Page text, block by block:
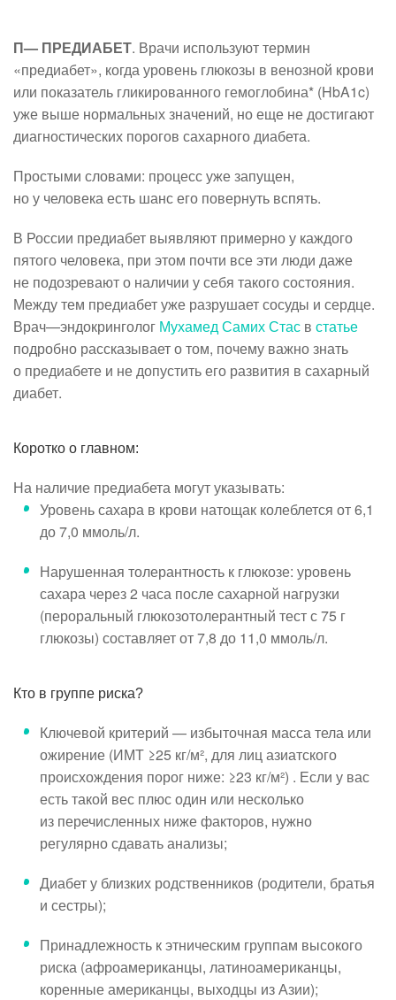
П— ПРЕДИАБЕТ. Врачи используют термин
«предиабет», когда уровень глюкозы в венозной крови
или показатель гликированного гемоглобина* (HbA1c)
уже выше нормальных значений, но еще не достигают
диагностических порогов сахарного диабета.
Простыми словами: процесс уже запущен,
но у человека есть шанс его повернуть вспять.
В России предиабет выявляют примерно у каждого
пятого человека, при этом почти все эти люди даже
не подозревают о наличии у себя такого состояния.
Между тем предиабет уже разрушает сосуды и сердце.
Врач—эндокринголог Мухамед Самих Стас в статье
подробно рассказывает о том, почему важно знать
о предиабете и не допустить его развития в сахарный
диабет.
Коротко о главном:
На наличие предиабета могут указывать:
Уровень сахара в крови натощак колеблется от 6,1
до 7,0 ммоль/л.
Нарушенная толерантность к глюкозе: уровень
сахара через 2 часа после сахарной нагрузки
(пероральный глюкозотолерантный тест с 75 г
глюкозы) составляет от 7,8 до 11,0 ммоль/л.
Кто в группе риска?
Ключевой критерий — избыточная масса тела или
ожирение (ИМТ ≥25 кг/м², для лиц азиатского
происхождения порог ниже: ≥23 кг/м²) . Если у вас
есть такой вес плюс один или несколько
из перечисленных ниже факторов, нужно
регулярно сдавать анализы;
Диабет у близких родственников (родители, братья
и сестры);
Принадлежность к этническим группам высокого
риска (афроамериканцы, латиноамериканцы,
коренные американцы, выходцы из Азии);